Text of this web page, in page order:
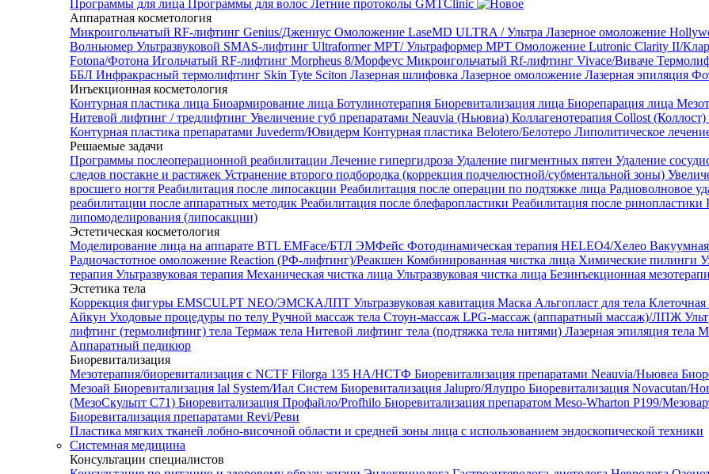
Программы для лица Программы для волос Летние протоколы GMTClinic
Аппаратная косметология
Микроигольчатый RF-лифтинг Genius/Джениус Омоложение LaseMD ULTRA / Ультра Лазерное омоложение
Волньюмер Ультразвуковой SMAS-лифтинг Ultraformer MPT/ Ультраформер MPT Омоложение Lutronic Clarity II/
Fotona/Фотона Игольчатый RF-лифтинг Morpheus 8/Морфеус Микроигольчатый Rf-лифтинг Vivace/Виваче
ББЛ Инфракрасный термолифтинг Skin Tyte Sciton Лазерная шлифовка Лазерное омоложение Лазерная эпиляция
Инъекционная косметология
Контурная пластика лица Биоармирование лица Ботулинотерапия Биоревитализация лица Биорепарация лица
Нитевой лифтинг / тредлифтинг Увеличение губ препаратами Neauvia (Ньювиа) Коллагенотерапия Collost (Коллост)
Контурная пластика препаратами Juvederm/Ювидерм Контурная пластика Belotero/Белотеро Липолитическое
Решаемые задачи
Программы послеоперационной реабилитации Лечение гипергидроза Удаление пигментных пятен Удаление
следов постакне и растяжек Устранение второго подбородка (коррекция подчелюстной/субментальной зоны)
вросшего ногтя Реабилитация после липосакции Реабилитация после операции по подтяжке лица Радиоволновое
реабилитации после аппаратных методик Реабилитация после блефаропластики Реабилитация после ринопластики
липомоделирования (липосакции)
Эстетическая косметология
Моделирование лица на аппарате BTL EMFace/БТЛ ЭМФейс Фотодинамическая терапия HELEO4/Хелео
Радиочастотное омоложение Reaction (РФ-лифтинг)/Реакшен Комбинированная чистка лица Химические пилинги
терапия Ультразвуковая терапия Механическая чистка лица Ультразвуковая чистка лица Безинъекционная
Эстетика тела
Коррекция фигуры EMSCULPT NEO/ЭМСКАЛПТ Ультразвуковая кавитация Маска Альгопласт для тела
Айкун Уходовые процедуры по телу Ручной массаж тела Стоун-массаж LPG-массаж (аппаратный массаж)/ЛПЖ
лифтинг (термолифтинг) тела Термаж тела Нитевой лифтинг тела (подтяжка тела нитями) Лазерная эпиляция тела
Аппаратный педикюр
Биоревитализация
Мезотерапия/биоревитализация с NCTF Filorga 135 HA/НСТФ Биоревитализация препаратами Neauvia/Ньювеа
Мезоай Биоревитализация Ial System/Иал Систем Биоревитализация Jalupro/Ялупро Биоревитализация Novacutan/
(МезоСкульпт С71) Биоревитализация Профайло/Profhilo Биоревитализация препаратом Meso-Wharton P199/
Биоревитализация препаратами Revi/Реви
Пластика мягких тканей лобно-височной области и средней зоны лица с использованием эндоскопической техники
Системная медицина
Консультации специалистов